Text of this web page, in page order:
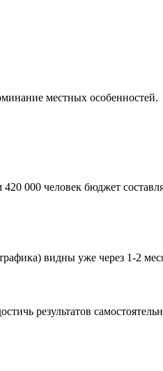
местных особенностей.
000 человек бюджет
видны уже через 1-2
результатов